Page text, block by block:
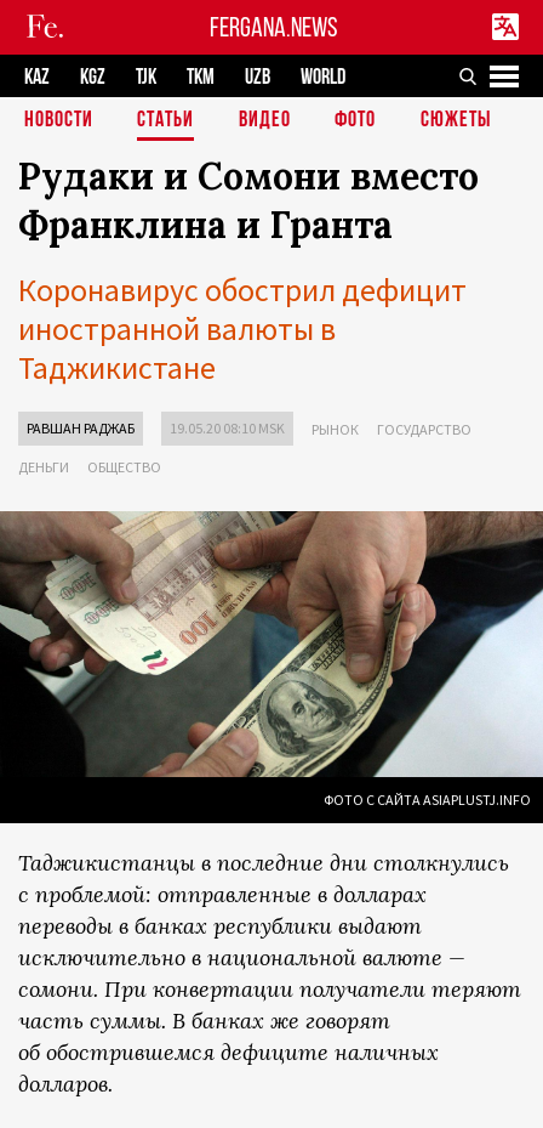
FERGANA.NEWS
KAZ KGZ TJK TKM UZB
WORLD
НОВОСТИ
СТАТЬИ ВИДЕО ФОТО СЮЖЕТЫ
Рудаки и Сомони вместо
Франклина и Гранта
Коронавирус обострил дефицит
иностранной валюты в
Таджикистане
РАВШАН РАДЖАБ 19.05.20 08:10 MSK РЫНОК ГОСУДАРСТВО
ДЕНЬГИ ОБЩЕСТВО
ФОТО С САЙТА ASIAPLUSTJ.INFO
Таджикистанцы в последние дни столкнулись
с проблемой: отправленные в долларах
переводы в банках республики выдают
исключительно в национальной валюте —
сомони. При конвертации получатели теряют
часть суммы. В банках же говорят
об обострившемся дефиците наличных
долларов.